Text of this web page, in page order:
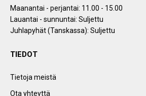
Maanantai - perjantai: 11.00 - 15.00
Lauantai - sunnuntai: Suljettu
Juhlapyhät (Tanskassa): Suljettu
TIEDOT
Tietoja meistä
Ota yhteyttä